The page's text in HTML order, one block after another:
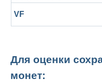
VF
Для оценки
монет: